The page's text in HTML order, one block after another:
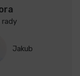
Jakub